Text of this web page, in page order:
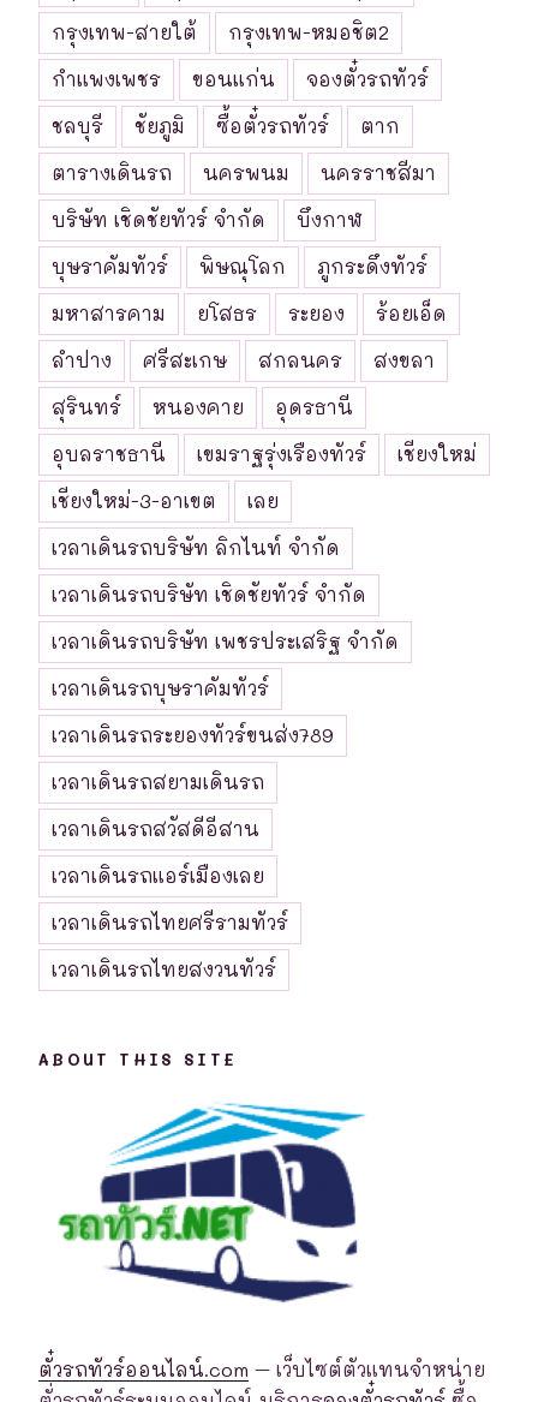
กรุงเทพ-สายใต้
กรุงเทพ-หมอชิต2
กำแพงเพชร
ขอนแก่น
จองตั๋วรถทัวร์
ชลบุรี
ชัยภูมิ ซื้อตั๋วรถทัวร์
ตาก
ตารางเดินรถ
นครพนม
นครราชสีมา
บริษัท เชิดชัยทัวร์ จำกัด
บึงกาฬ
บุษราคัมทัวร์
พิษณุโลก
ภูกระดึงทัวร์
มหาสารคาม
ยโสธร ระยอง
ร้อยเอ็ด
ลำปาง
ศรีสะเกษ สกลนคร
สงขลา
สุรินทร์
หนองคาย
อุดรธานี
อุบลราชธานี
เขมราฐรุ่งเรืองทัวร์
เชียงใหม่
เชียงใหม่-3-อาเขต
เลย
เวลาเดินรถบริษัท ลิกไนท์ จำกัด
เวลาเดินรถบริษัท เชิดชัยทัวร์ จำกัด
เวลาเดินรถบริษัท เพชรประเสริฐ จำกัด
เวลาเดินรถบุษราคัมทัวร์
เวลาเดินรถระยองทัวร์ขนส่ง789
เวลาเดินรถสยามเดินรถ
เวลาเดินรถสวัสดีอีสาน
เวลาเดินรถแอร์เมืองเลย
เวลาเดินรถไทยศรีรามทัวร์
เวลาเดินรถไทยสงวนทัวร์
ABOUT THIS SITE
ตั๋วรถทัวร์ออนไลน์.com – เว็บไซต์ตัวแทนจำหน่าย